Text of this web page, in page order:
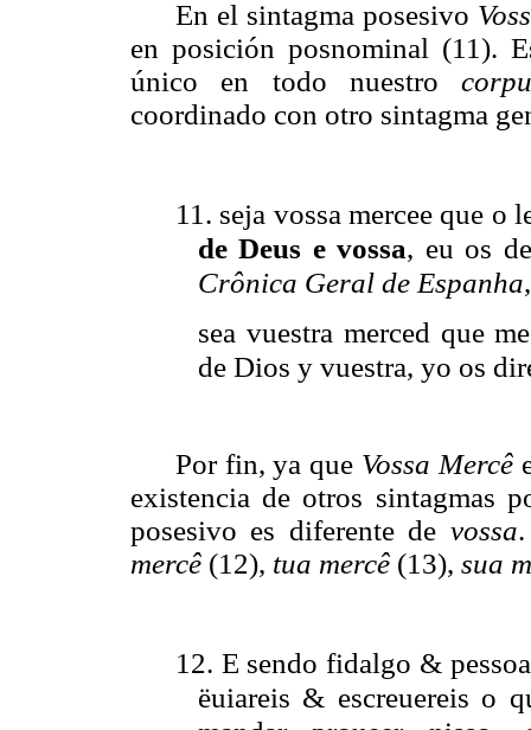
En el sintagma posesivo
en posición posnominal (11).
único en todo nuestro
coordinado con otro sintagma
11. seja vossa mercee que o
de Deus e vossa, eu os
Crônica Geral de Espanha
sea vuestra merced que
de Dios y vuestra, yo os
Por fin, ya que Vossa Mercê
existencia de otros sintagmas
posesivo es diferente de vossa
mercê (12), tua mercê (13), sua
12. E sendo fidalgo &
ëuiareis & escreuereis o